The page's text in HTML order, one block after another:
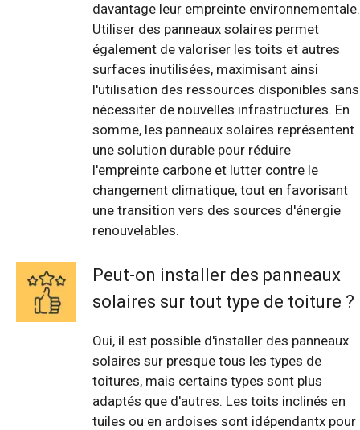
davantage leur empreinte environnementale.
Utiliser des panneaux solaires permet
également de valoriser les toits et autres
surfaces inutilisées, maximisant ainsi
l'utilisation des ressources disponibles sans
nécessiter de nouvelles infrastructures. En
somme, les panneaux solaires représentent
une solution durable pour réduire
l'empreinte carbone et lutter contre le
changement climatique, tout en favorisant
une transition vers des sources d'énergie
renouvelables.
Peut-on installer des panneaux
solaires sur tout type de toiture ?
Oui, il est possible d'installer des panneaux
solaires sur presque tous les types de
toitures, mais certains types sont plus
adaptés que d'autres. Les toits inclinés en
tuiles ou en ardoises sont idépendantx pour